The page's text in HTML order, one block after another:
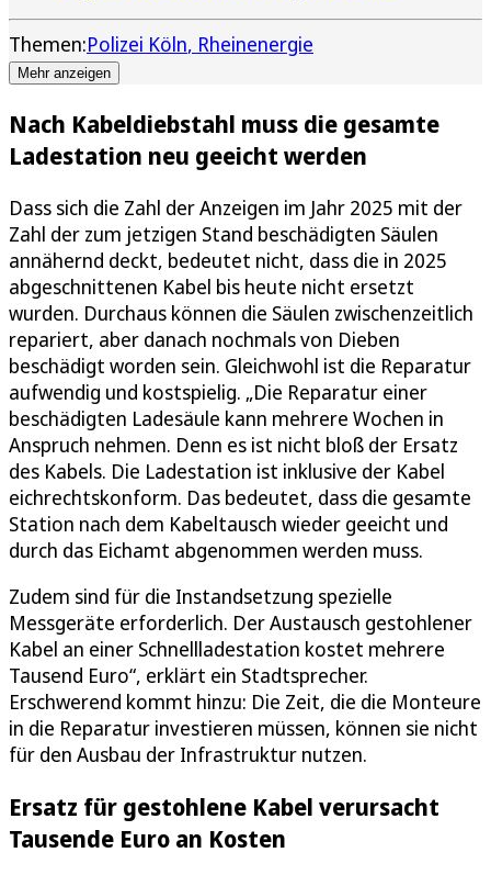
Themen:Polizei Köln Rheinenergie
Mehr anzeigen
Nach Kabeldiebstahl muss die gesamte
Ladestation neu geeicht werden
Dass sich die Zahl der Anzeigen im Jahr 2025 mit der
Zahl der zum jetzigen Stand beschädigten Säulen
annähernd deckt, bedeutet nicht, dass die in 2025
abgeschnittenen Kabel bis heute nicht ersetzt
wurden. Durchaus können die Säulen zwischenzeitlich
repariert, aber danach nochmals von Dieben
beschädigt worden sein. Gleichwohl ist die Reparatur
aufwendig und kostspielig. „Die Reparatur einer
beschädigten Ladesäule kann mehrere Wochen in
Anspruch nehmen. Denn es ist nicht bloß der Ersatz
des Kabels. Die Ladestation ist inklusive der Kabel
eichrechtskonform. Das bedeutet, dass die gesamte
Station nach dem Kabeltausch wieder geeicht und
durch das Eichamt abgenommen werden muss.
Zudem sind für die Instandsetzung spezielle
Messgeräte erforderlich. Der Austausch gestohlener
Kabel an einer Schnellladestation kostet mehrere
Tausend Euro“, erklärt ein Stadtsprecher.
Erschwerend kommt hinzu: Die Zeit, die die Monteure
in die Reparatur investieren müssen, können sie nicht
für den Ausbau der Infrastruktur nutzen.
Ersatz für gestohlene Kabel verursacht
Tausende Euro an Kosten